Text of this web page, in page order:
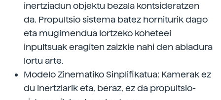
inertziadun objektu bezala kontsideratzen
da. Propultsio sistema batez horniturik dago
eta mugimendua lortzeko koheteei
inpultsuak eragiten zaizkie nahi den abiadura
lortu arte.
Modelo Zinematiko Sinplifikatua: Kamerak ez
du inertziarik eta, beraz, ez da propultsio-